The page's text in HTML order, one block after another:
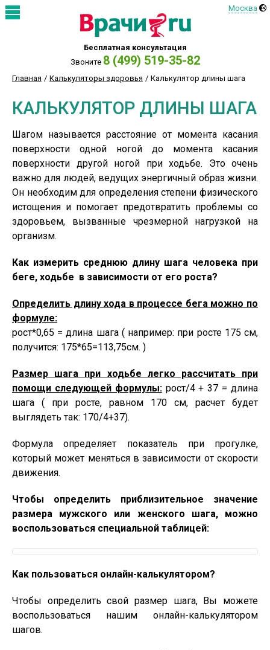
Бесплатная консультация
Звоните 8 (499) 519-35-82
Москва
Главная Калькуляторы здоровья Калькулятор длины шага
КАЛЬКУЛЯТОР ДЛИНЫ ШАГА
Шагом называется расстояние от момента касания
поверхности одной ногой до момента касания
поверхности другой ногой при ходьбе. Это очень
важно для людей, ведущих энергичный образ жизни.
Он необходим для определения степени физического
истощения и помогает предотвратить проблемы со
здоровьем, вызванные чрезмерной нагрузкой на
организм.
Как измерить среднюю длину шага человека при
беге, ходьбе в зависимости от его роста?
Определить длину хода в процессе бега можно по
формуле:
рост*0,65 = длина шага ( например: при росте 175 см,
получится: 175*65=113,75см. )
Размер шага при ходьбе легко рассчитать при
помощи следующей формулы:рост/4 + 37 = длина
шага ( при росте, равном 170 см, расчет будет
выглядеть так: 170/4+37).
Формула определяет показатель при прогулке,
который может меняться в зависимости от скорости
движения.
Чтобы определить приблизительное значение
размера мужского или женского шага, можно
воспользоваться специальной таблицей:
Как пользоваться онлайн-калькулятором?
Чтобы определить свой размер шага, Вы можете
воспользоваться нашим онлайн-калькулятором
шагов.